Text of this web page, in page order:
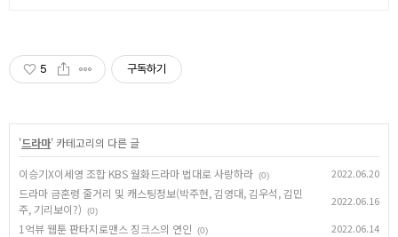
5 구독하기
'드라마' 카테고리의 다른 글
이승기X이세영 조합 KBS 월화드라마 법대로 사랑하라 (0) 2022.06.20
드라마 금혼령 줄거리 및 캐스팅정보(박주현, 김영대, 김우석, 김민
주, 기리보이?)
(0)
2022.06.16
1억뷰 웹툰 판타지로맨스 징크스의 연인 (0) 2022.06.14